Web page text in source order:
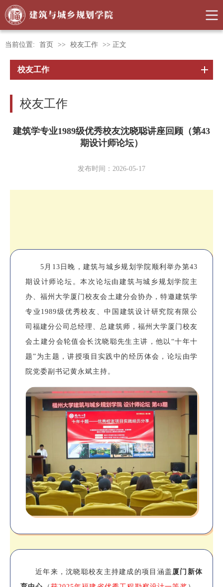
当前位置: 首页 >> 校友工作 >> 正文
校友工作
校友工作
建筑学专业1989级优秀校友沈晓聪讲座回顾（第43
期设计师论坛）
发布时间：2026-05-17
5月13日晚，建筑与城乡规划学院顺利举办第43
期设计师论坛。本次论坛由建筑与城乡规划学院主
办、福州大学厦门校友会土建分会协办，特邀建筑学
专业1989级优秀校友 、中国建筑设计研究院有限公
司福建分公司总经理、总建筑师，福州大学厦门校友
会土建分会轮值会长 沈晓聪先生 主讲，他以“十年十
题”为主题，讲授项目实践中的经历体会，论坛由学
院党委副书记黄永斌主持。
近年来，沈晓聪校友主持建成的项目涵盖 厦门新体